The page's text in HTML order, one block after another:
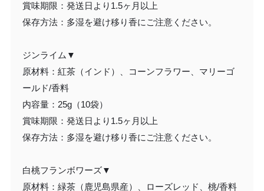
賞味期限：発送日より1.5ヶ月以上
保存方法：多湿を避け移り香にご注意ください。
ジンライム▼
原材料：紅茶（インド）、コーンフラワー、マリーゴ
ールド/香料
内容量：25g（10袋）
賞味期限：発送日より1.5ヶ月以上
保存方法：多湿を避け移り香にご注意ください。
白桃フランボワーズ▼
原材料：緑茶（鹿児島県産）、ローズレッド、桃/香料